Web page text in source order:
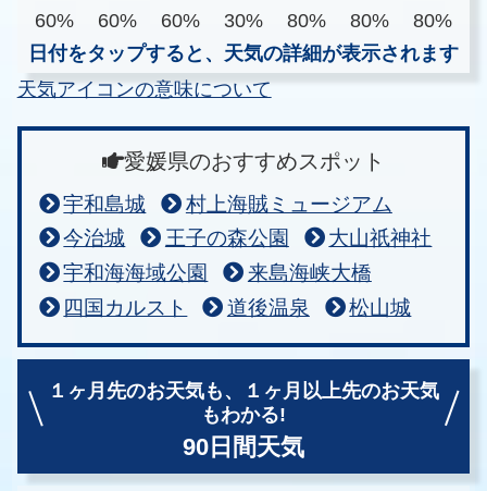
60%
60% 60% 30% 80% 80%
80%
日付をタップすると、天気の詳細が表示されます
天気アイコンの意味について
愛媛県のおすすめスポット
宇和島城
村上海賊ミュージアム
今治城
王子の森公園
大山祇神社
宇和海海域公園
来島海峡大橋
四国カルスト
道後温泉 松山城
１ヶ月先のお天気も、
１ヶ月以上先のお天気
もわかる!
90日間天気